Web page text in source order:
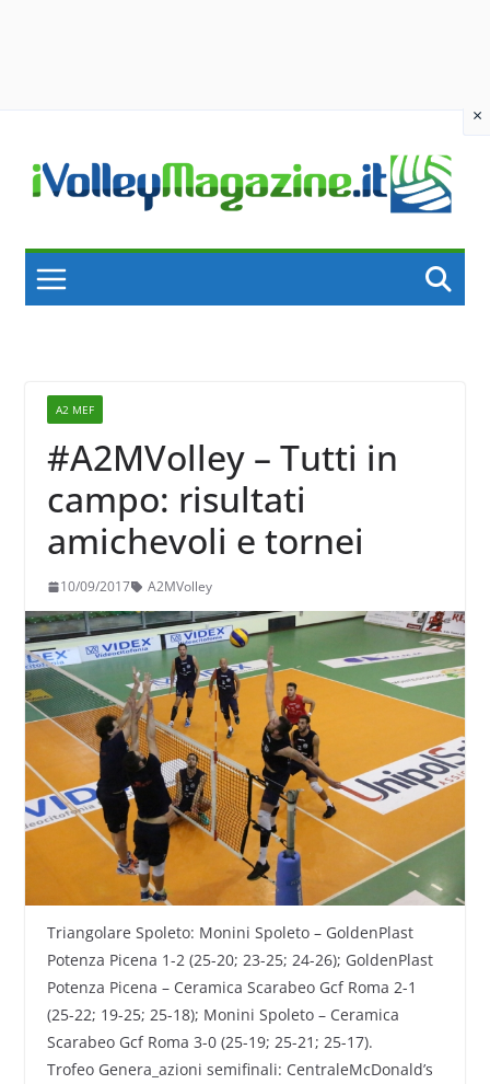
×
content
A2 MEF
#A2MVolley – Tutti in
campo: risultati
amichevoli e tornei
10/09/2017 A2MVolley
Triangolare Spoleto: Monini Spoleto – GoldenPlast
Potenza Picena 1-2 (25-20; 23-25; 24-26); GoldenPlast
Potenza Picena – Ceramica Scarabeo Gcf Roma 2-1
(25-22; 19-25; 25-18); Monini Spoleto – Ceramica
Scarabeo Gcf Roma 3-0 (25-19; 25-21; 25-17).
Trofeo Genera_azioni semifinali: CentraleMcDonald’s